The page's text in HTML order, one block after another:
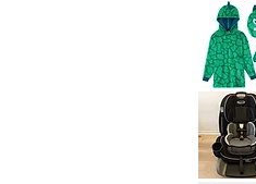
Terrain
Jogging
Foldable
Eve
Youth
2in1
Sleep
Hoodie
Wearable
Blanket
Cozy
Pillow
Green
Dino
Kid
Saint
Youth
2in1
Sleep
Hoodie
Wearable
Blanket